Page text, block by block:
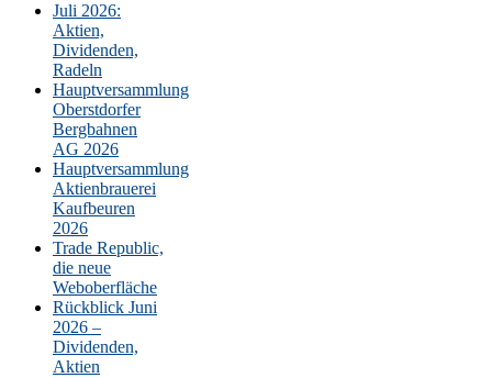
Juli 2026:
Aktien,
Dividenden,
Radeln
Hauptversammlung
Oberstdorfer
Bergbahnen
AG 2026
Hauptversammlung
Aktienbrauerei
Kaufbeuren
2026
Trade Republic,
die neue
Weboberfläche
Rückblick Juni
2026 –
Dividenden,
Aktien